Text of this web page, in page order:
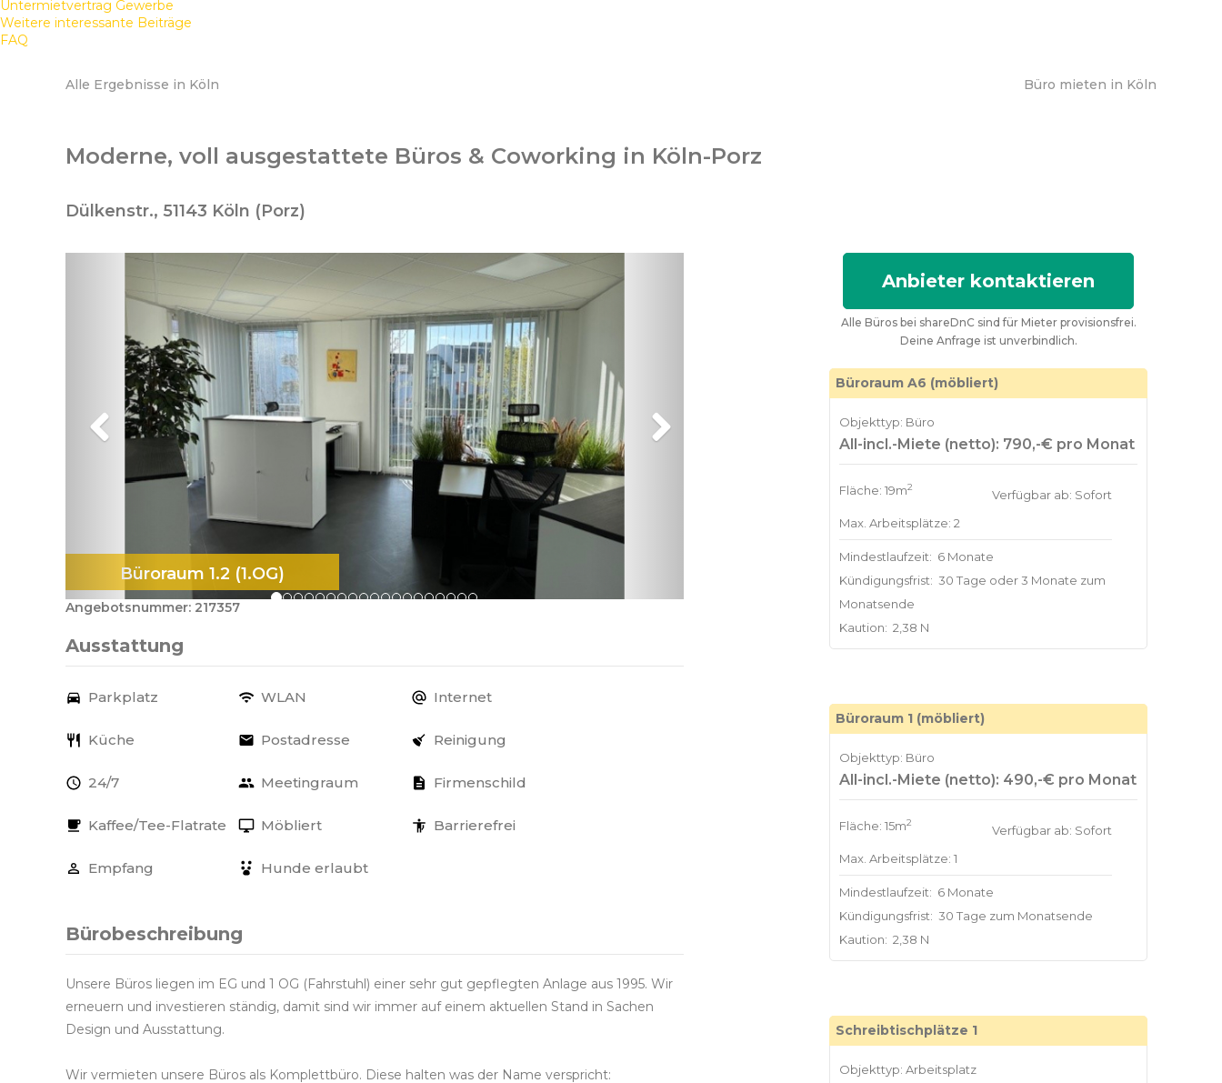
Untermietvertrag Gewerbe
Weitere interessante Beiträge
FAQ
Alle Ergebnisse in Köln Büro mieten in Köln
Moderne, voll ausgestattete Büros & Coworking in Köln-Porz
Dülkenstr., 51143 Köln (Porz)
Büroraum 1.2 (1.OG)
Angebotsnummer: 217357
Ausstattung
Parkplatz WLAN Internet
Küche Postadresse Reinigung
24/7 Meetingraum Firmenschild
Kaffee/Tee-Flatrate Möbliert Barrierefrei
Empfang Hunde erlaubt
Bürobeschreibung
Unsere Büros liegen im EG und 1 OG (Fahrstuhl) einer sehr gut gepflegten Anlage aus 1995. Wir
erneuern und investieren ständig, damit sind wir immer auf einem aktuellen Stand in Sachen
Design und Ausstattung.
Wir vermieten unsere Büros als Komplettbüro. Diese halten was der Name verspricht:
Anbieter kontaktieren
Alle Büros bei shareDnC sind für Mieter provisionsfrei.
Deine Anfrage ist unverbindlich.
Büroraum A6 (möbliert)
Objekttyp: Büro
All-incl.-Miete (netto): 790,-€ pro Monat
Fläche: 19m2
Max. Arbeitsplätze: 2
Verfügbar ab: Sofort
Mindestlaufzeit: 6 Monate
Kündigungsfrist: 30 Tage oder 3 Monate zum
Monatsende
Kaution: 2,38 N
Büroraum 1 (möbliert)
Objekttyp: Büro
All-incl.-Miete (netto): 490,-€ pro Monat
Fläche: 15m2
Max. Arbeitsplätze: 1
Verfügbar ab: Sofort
Mindestlaufzeit: 6 Monate
Kündigungsfrist: 30 Tage zum Monatsende
Kaution: 2,38 N
Schreibtischplätze 1
Objekttyp: Arbeitsplatz